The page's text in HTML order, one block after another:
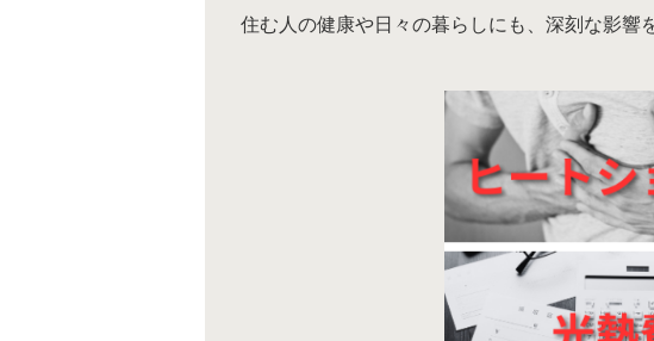
住む人の健康や日々の暮らしにも、深刻な影響